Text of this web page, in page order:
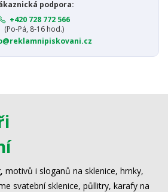
podpora:
+420 728 772 566
(Po-Pá, 8-16 hod.)
motivů i sloganů na sklenice, hrnky,
svatební sklenice, půllitry, karafy na